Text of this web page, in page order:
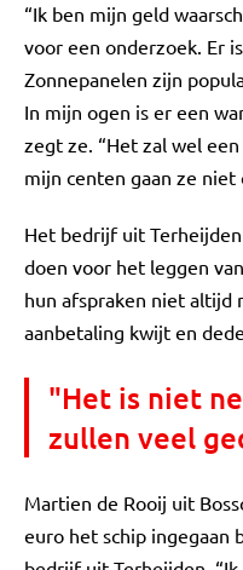
“Ik ben mijn geld
voor een onderzoek. Er
Zonnepanelen zijn
In mijn ogen is er een
zegt ze. “Het zal wel
mijn centen gaan ze
Het bedrijf uit
doen voor het leggen
hun afspraken niet altijd
aanbetaling kwijt en
"Het is niet
zullen veel
Martien de Rooij uit
euro het schip ingegaan